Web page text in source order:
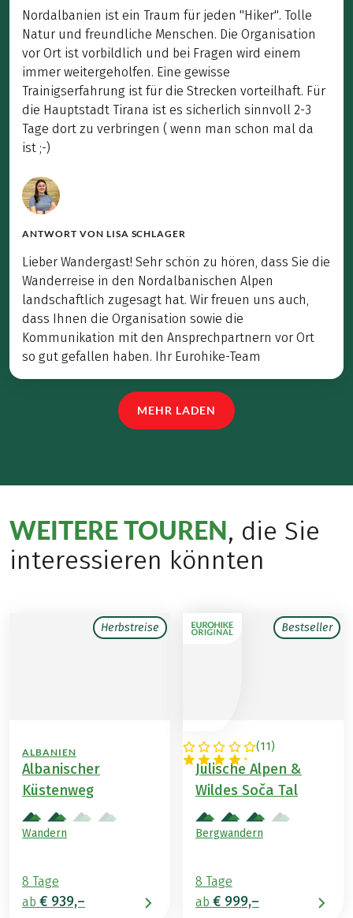
Nordalbanien ist ein Traum für jeden "Hiker". Tolle
Natur und freundliche Menschen. Die Organisation
vor Ort ist vorbildlich und bei Fragen wird einem
immer weitergeholfen. Eine gewisse
Trainigserfahrung ist für die Strecken vorteilhaft. Für
die Hauptstadt Tirana ist es sicherlich sinnvoll 2-3
Tage dort zu verbringen ( wenn man schon mal da
ist ;-)
ANTWORT VON LISA SCHLAGER
Lieber Wandergast! Sehr schön zu hören, dass Sie die
Wanderreise in den Nordalbanischen Alpen
landschaftlich zugesagt hat. Wir freuen uns auch,
dass Ihnen die Organisation sowie die
Kommunikation mit den Ansprechpartnern vor Ort
so gut gefallen haben. Ihr Eurohike-Team
MEHR LADEN
WEITERE TOUREN, die Sie
interessieren könnten
Herbstreise
ALBANIEN
Albanischer
Küstenweg
Wandern
8 Tage
ab € 939,–
Bestseller
(11)
SLOWENIEN
Julische Alpen &
Wildes Soča Tal
Bergwandern
8 Tage
ab € 999,–